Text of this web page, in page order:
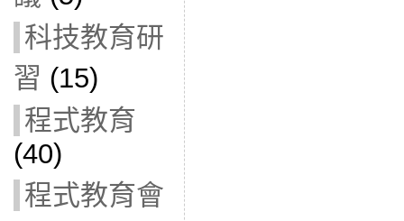
科技教育研
習 (15)
程式教育
(40)
程式教育會